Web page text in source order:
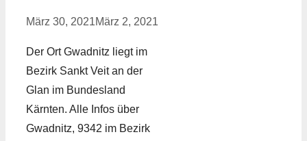
März 30, 2021März 2, 2021
Der Ort Gwadnitz liegt im
Bezirk Sankt Veit an der
Glan im Bundesland
Kärnten. Alle Infos über
Gwadnitz, 9342 im Bezirk